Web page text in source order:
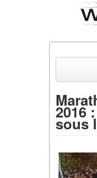
2016
sous